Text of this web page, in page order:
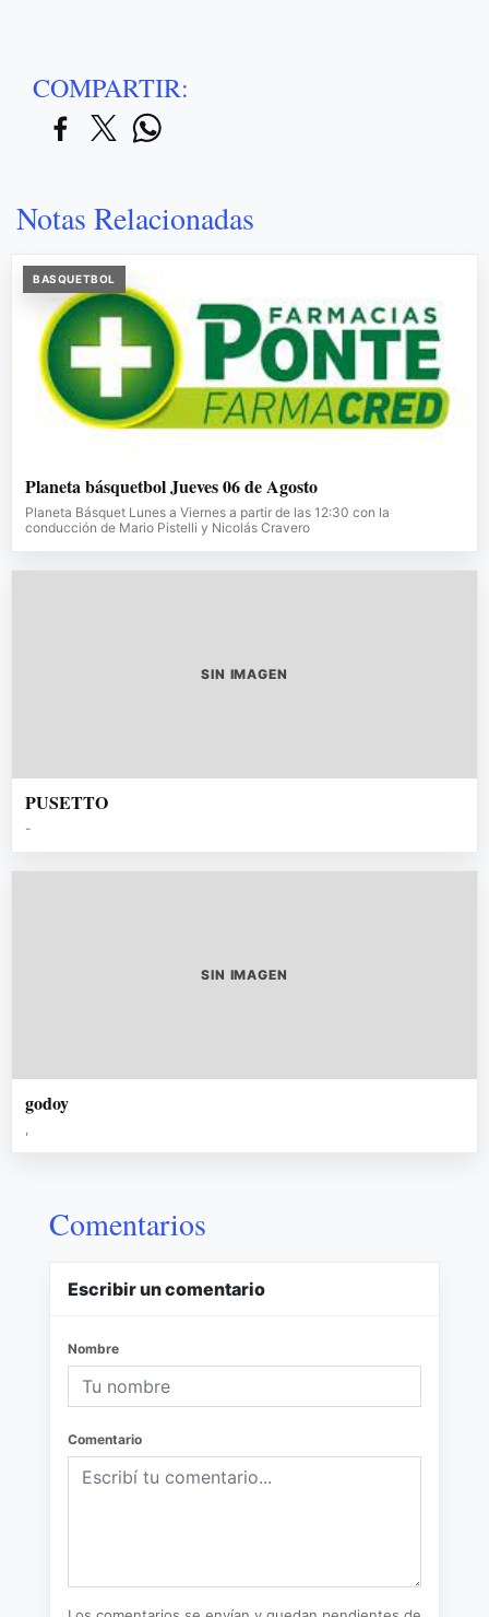
COMPARTIR:
Notas Relacionadas
BASQUETBOL
Planeta básquetbol Jueves 06 de Agosto
Planeta Básquet Lunes a Viernes a partir de las 12:30 con la
conducción de Mario Pistelli y Nicolás Cravero
SIN IMAGEN
PUSETTO
-
SIN IMAGEN
godoy
Comentarios
Escribir un comentario
Nombre
Comentario